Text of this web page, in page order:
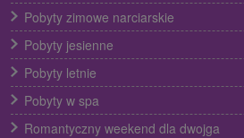
Pobyty zimowe narciarskie
Pobyty jesienne
Pobyty letnie
Pobyty w spa
Romantyczny weekend dla dwojga